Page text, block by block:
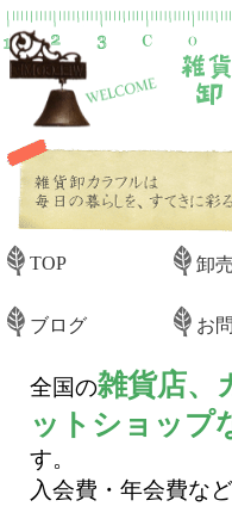
TOP 卸
ブログ お
全国の雑貨店、
ットショップ
す。
入会費・年会費な